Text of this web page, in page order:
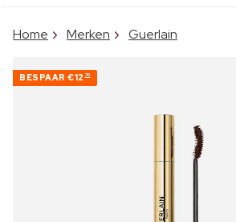
ITEM TOEGEVOEGD AAN
Home Merken Guerlain
BESPAAR €12 70